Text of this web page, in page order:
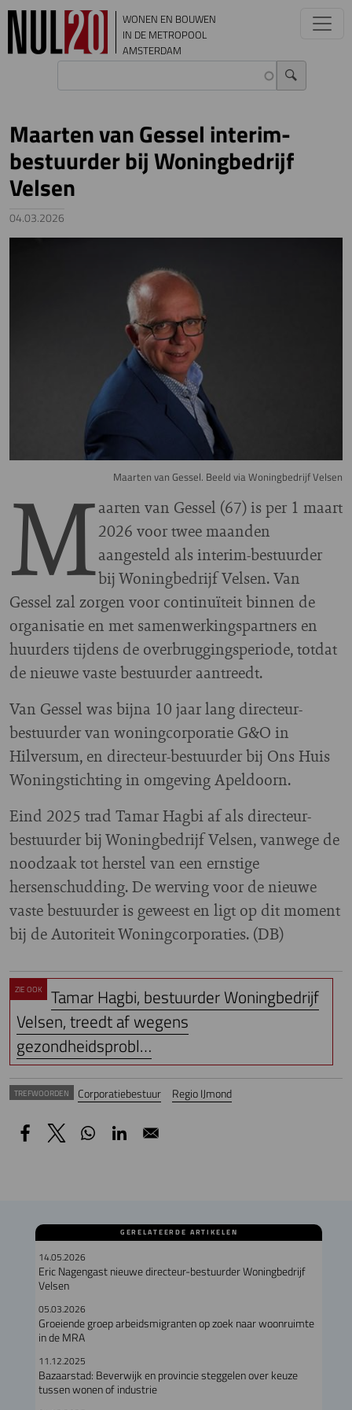
Overslaan en naar de inhoud gaan
WONEN EN BOUWEN
IN DE METROPOOL
AMSTERDAM
Maarten van Gessel interim-
bestuurder bij Woningbedrijf
Velsen
04.03.2026
Maarten van Gessel. Beeld via Woningbedrijf Velsen
Maarten van Gessel (67) is per 1 maart
2026 voor twee maanden
aangesteld als interim-bestuurder
bij Woningbedrijf Velsen. Van
Gessel zal zorgen voor continuïteit binnen de
organisatie en met samenwerkingspartners en
huurders tijdens de overbruggingsperiode, totdat
de nieuwe vaste bestuurder aantreedt.
Van Gessel was bijna 10 jaar lang directeur-
bestuurder van woningcorporatie G&O in
Hilversum, en directeur-bestuurder bij Ons Huis
Woningstichting in omgeving Apeldoorn.
Eind 2025 trad Tamar Hagbi af als directeur-
bestuurder bij Woningbedrijf Velsen, vanwege de
noodzaak tot herstel van een ernstige
hersenschudding. De werving voor de nieuwe
vaste bestuurder is geweest en ligt op dit moment
bij de Autoriteit Woningcorporaties. (DB)
ZIE OOK
Tamar Hagbi, bestuurder Woningbedrijf
Velsen, treedt af wegens
gezondheidsprobl…
TREFWOORDEN Corporatiebestuur Regio IJmond
GERELATEERDE ARTIKELEN
14.05.2026
Eric Nagengast nieuwe directeur-bestuurder Woningbedrijf
Velsen
05.03.2026
Groeiende groep arbeidsmigranten op zoek naar woonruimte
in de MRA
11.12.2025
Bazaarstad: Beverwijk en provincie steggelen over keuze
tussen wonen of industrie